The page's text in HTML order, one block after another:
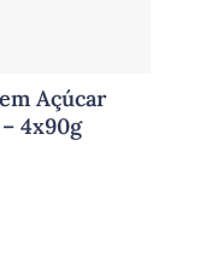
Açúcar
4x90g